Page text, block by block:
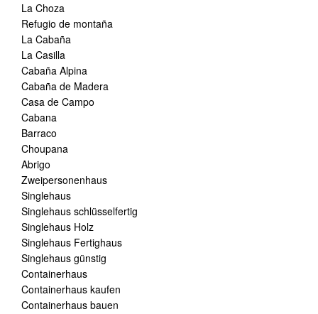
La Choza
Refugio de montaña
La Cabaña
La Casilla
Cabaña Alpina
Cabaña de Madera
Casa de Campo
Cabana
Barraco
Choupana
Abrigo
Zweipersonenhaus
Singlehaus
Singlehaus schlüsselfertig
Singlehaus Holz
Singlehaus Fertighaus
Singlehaus günstig
Containerhaus
Containerhaus kaufen
Containerhaus bauen